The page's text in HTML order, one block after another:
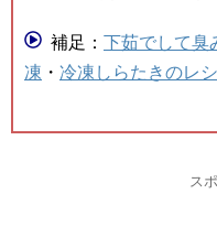
補足： 下茹でして臭
凍 ・ 冷凍しらたきのレ
ス